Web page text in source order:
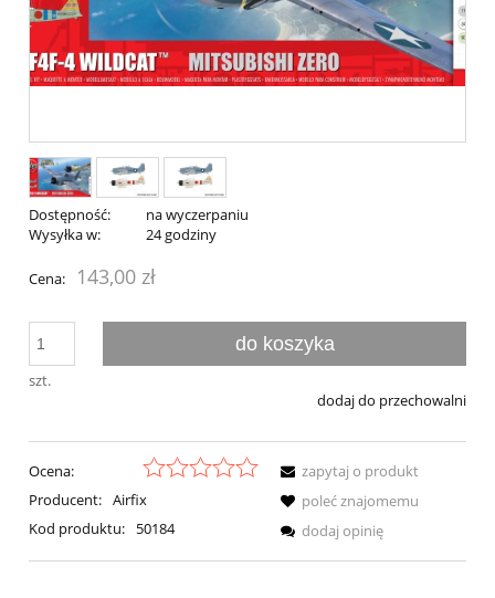
Dostępność:
na wyczerpaniu
Wysyłka w:
24 godziny
Cena: 143,00 zł
szt.
do koszyka
dodaj do przechowalni
Ocena:
Producent: Airfix
Kod produktu:
50184
zapytaj o produkt
poleć znajomemu
dodaj opinię